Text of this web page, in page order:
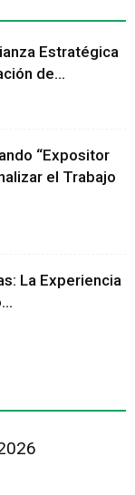
Estratégica
de...
“Expositor
el Trabajo
La Experiencia